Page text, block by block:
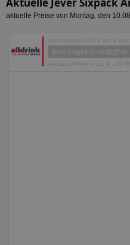
aktuelle Preise von Montag, den
letzte Aktion 4,79 € vor 8
kein Angebot verfügbar
nächste Aktion in ca. 9 - 10